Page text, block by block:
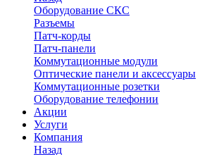
Оборудование СКС
Разъемы
Патч-корды
Патч-панели
Коммутационные модули
Оптические панели и аксессуары
Коммутационные розетки
Оборудование телефонии
Акции
Услуги
Компания
Назад